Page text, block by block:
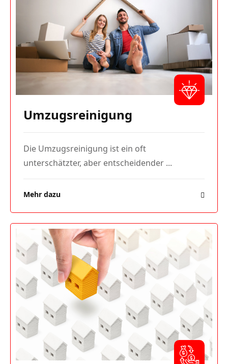
Umzugsreinigung
Die Umzugsreinigung ist ein oft
unterschätzter, aber entscheidender ...
Mehr dazu